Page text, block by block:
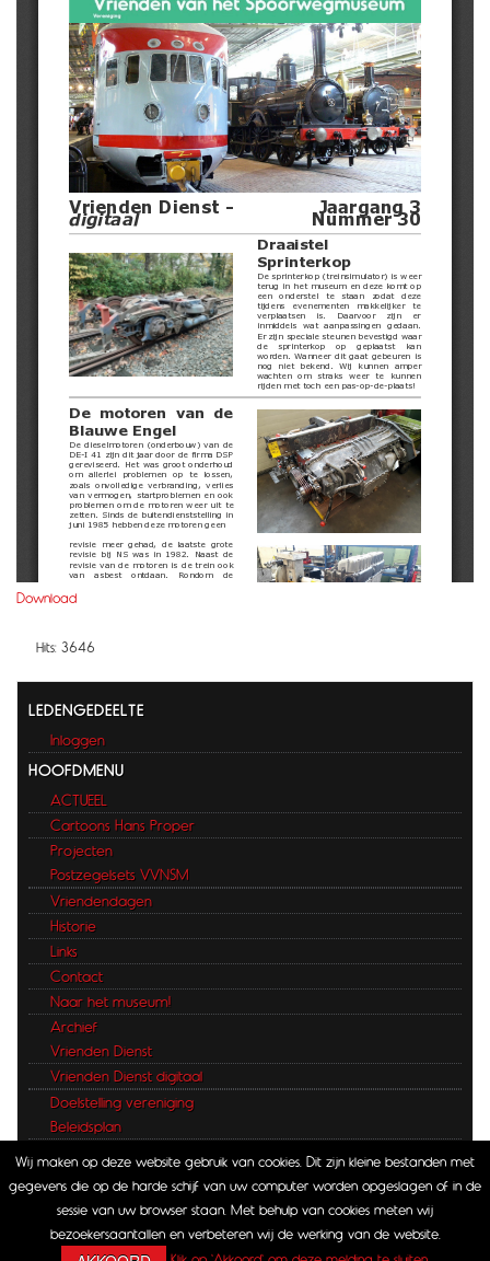
Download
Hits: 3646
LEDENGEDEELTE
Inloggen
HOOFDMENU
ACTUEEL
Cartoons Hans Proper
Projecten
Postzegelsets VVNSM
Vriendendagen
Historie
Links
Contact
Naar het museum!
Archief
Vrienden Dienst
Vrienden Dienst digitaal
Doelstelling vereniging
Beleidsplan
Copyright © 2026 Vrienden van Het Spoorwegmuseum
Wij maken op deze website gebruik van cookies. Dit zijn kleine bestanden met
gegevens die op de harde schijf van uw computer worden opgeslagen of in de
sessie van uw browser staan. Met behulp van cookies meten wij
bezoekersaantallen en verbeteren wij de werking van de website.